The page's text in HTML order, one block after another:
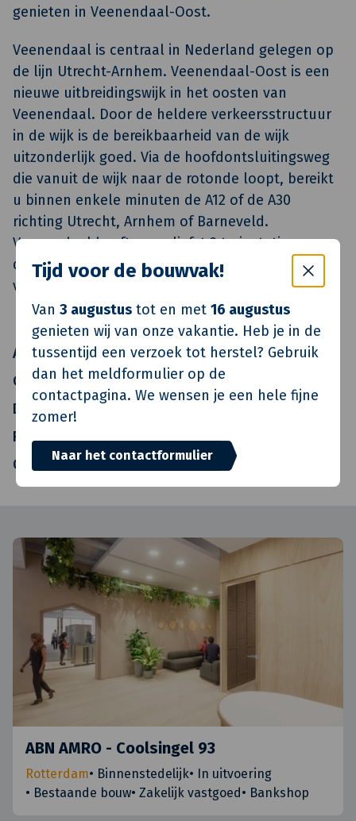
Tijd voor de bouwvak!
Van 3 augustus tot en met 16 augustus
genieten wij van onze vakantie. Heb je in de
tussentijd een verzoek tot herstel? Gebruik
dan het meldformulier op de
contactpagina. We wensen je een hele fijne
zomer!
Naar het contactformulier
genieten in Veenendaal-Oost.
Veenendaal is centraal in Nederland gelegen op
de lijn Utrecht-Arnhem. Veenendaal-Oost is een
nieuwe uitbreidingswijk in het oosten van
Veenendaal. Door de heldere verkeersstructuur
in de wijk is de bereikbaarheid van de wijk
uitzonderlijk goed. Via de hoofdontsluitingsweg
die vanuit de wijk naar de rotonde loopt, bereikt
u binnen enkele minuten de A12 of de A30
richting Utrecht, Arnhem of Barneveld.
Veenendaal heeft maar liefst 3 treinstations en
de nieuwe busverbinding maakt een directe
verbinding.
Architect
JongZeeuw Architecten
Constructeur
Triops
Directievoerder
Van de Klok Wonen
Realisatie
Van de Klok Wonen
Oplevering
Q4 2015
ABN AMRO - Coolsingel 93
Rotterdam• Binnenstedelijk• In uitvoering
• Bestaande bouw• Zakelijk vastgoed• Bankshop